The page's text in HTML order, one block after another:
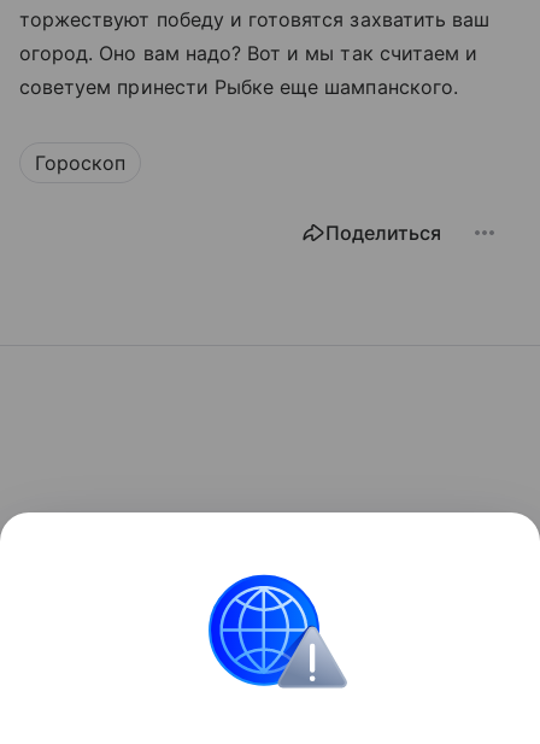
торжествуют победу и готовятся захватить ваш
огород. Оно вам надо? Вот и мы так считаем и
советуем принести Рыбке еще шампанского.
Гороскоп
Поделиться